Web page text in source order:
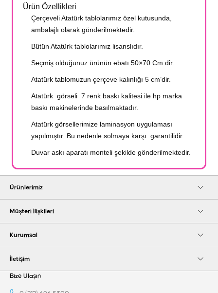
Ürün Özellikleri
Çerçeveli Atatürk tablolarımız özel kutusunda,
ambalajlı olarak gönderilmektedir.
Bütün Atatürk tablolarımız lisanslıdır.
Seçmiş olduğunuz ürünün ebatı 50×70 Cm dir.
Atatürk tablomuzun çerçeve kalınlığı 5 cm’dir.
Atatürk görseli 7 renk baskı kalitesi ile hp marka
baskı makinelerinde basılmaktadır.
Atatürk görsellerimize laminasyon uygulaması
yapılmıştır. Bu nedenle solmaya karşı garantilidir.
Duvar askı aparatı monteli şekilde gönderilmektedir.
Ürünlerimiz
Müşteri İlişkileri
Kurumsal
İletişim
Bize Ulaşın